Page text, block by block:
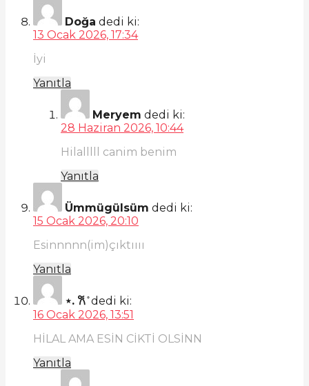
Doğa dedi ki:
13 Ocak 2026, 17:34
İyi
Yanıtla
Meryem dedi ki:
28 Haziran 2026, 10:44
Hilalllll canim benim
Yanıtla
Ümmügülsüm dedi ki:
15 Ocak 2026, 20:10
Esinnnnn(im)çıktıııı
Yanıtla
⋆. 𐙚 ̊ dedi ki:
16 Ocak 2026, 13:51
HİLAL AMA ESİN CİKTİ OLSİNN
Yanıtla